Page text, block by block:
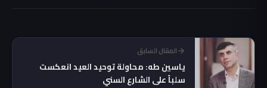
المقال السابق
ياسين طه: محاولة توحيد العيد انعكست
سلباً على الشارع السني